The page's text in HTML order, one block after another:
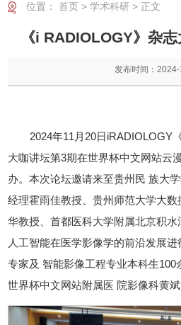
位置：首页 >学术科研 > 正文
《i RADIOLOGY》杂
发布时间：
2024年11月20日iRADIOLOGY
大咖讲坛第3期在世界杯中文网站云
办。本次论坛邀请来至贵州民 族大
经理霍雨佳教授、贵州师范大学大
华教授、首都医科大学附属北京积
人工智能在医学影像学的前沿发展
专家及 智能影像工程专业本科生100
世界杯中文网站附属医 院影像科黄斌